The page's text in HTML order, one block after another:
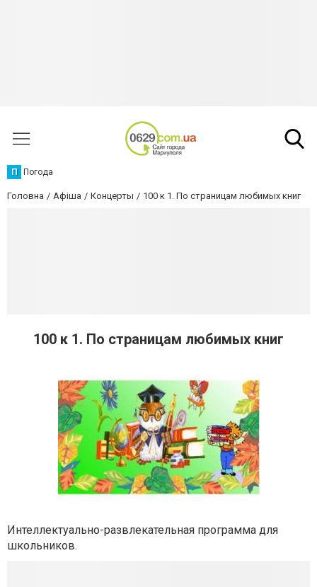
П Погода
Головна Афіша Концерты 100 к 1. По страницам любимых книг
100 к 1. По страницам любимых книг
Интеллектуально-развлекательная программа для
школьников.